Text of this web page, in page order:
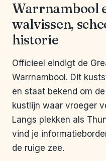
Warrnambool
walvissen,
historie
Officieel eindigt de
Warrnambool. Dit
en staat bekend om
kustlijn waar vroeger
Langs plekken als
vind je
de ruige zee.